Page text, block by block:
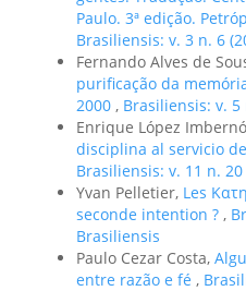
Paulo. 3ª edição.
Brasiliensis: v. 3 n. 6
Fernando Alves de
purificação da
2000 , Brasiliensis: v. 5
Enrique López
disciplina al servicio
Brasiliensis: v. 11 n. 20
Yvan Pelletier, Les
seconde intention ? ,
Brasiliensis
Paulo Cezar Costa,
entre razão e fé ,